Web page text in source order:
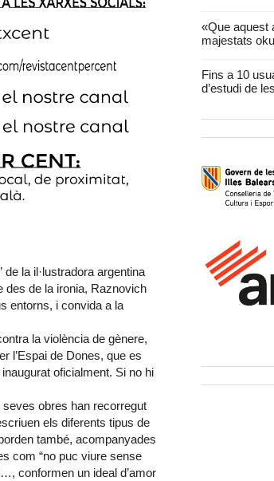
de la il·lustradora argentina
des de la ironia, Raznovich
entorns, i convida a la
la violència de gènere,
l’Espai de Dones, que es
oficialment. Si no hi
obres han recorregut
els diferents tipus de
també, acompanyades
com “no puc viure sense
conformen un ideal d’amor
«Que aquest
majestats
Fins a 10
d’estudi de